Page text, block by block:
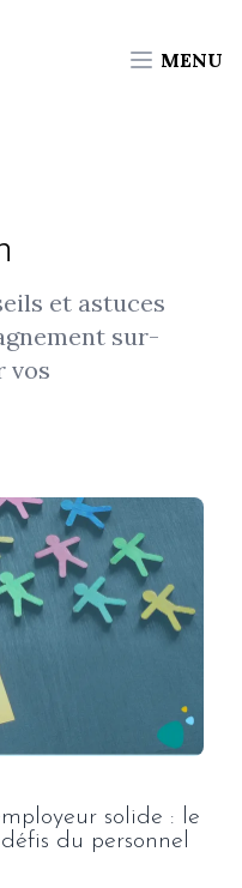
MENU
et astuces
sur-
vos
solide : le
du personnel